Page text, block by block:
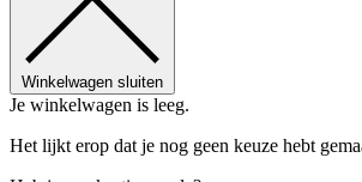
Winkelwagen sluiten
Je winkelwagen is leeg.
Het lijkt erop dat je nog geen keuze hebt